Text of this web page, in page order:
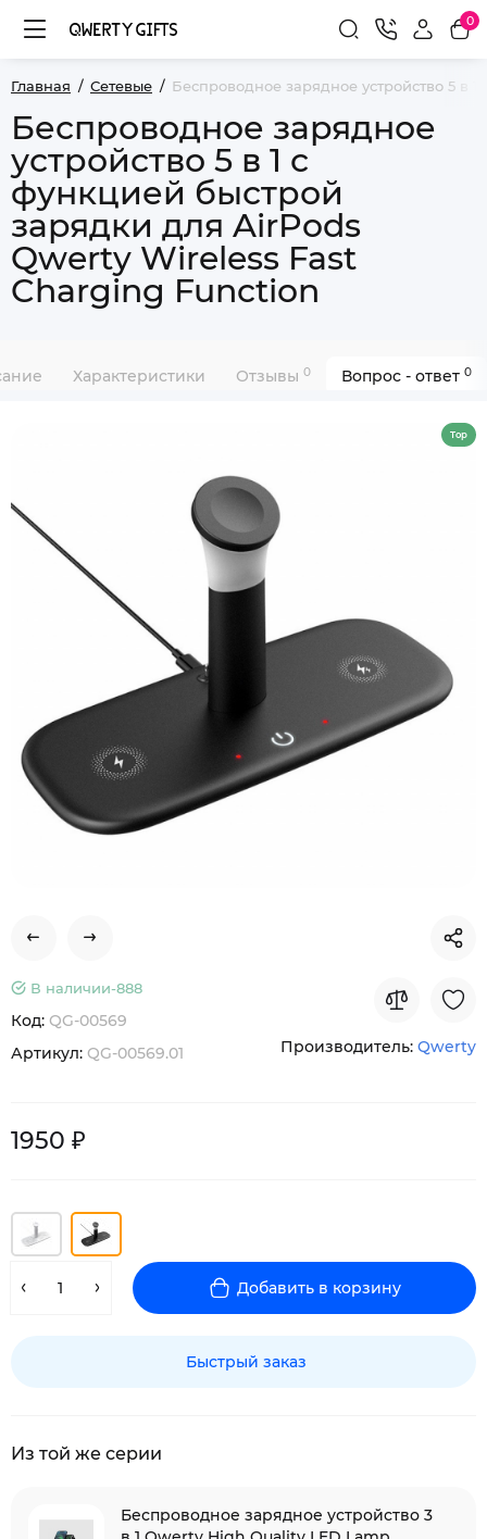
0
Главная Сетевые Беспроводное зарядное устройство 5 в
Беспроводное зарядное
устройство 5 в 1 с
функцией быстрой
зарядки для AirPods
Qwerty Wireless Fast
Charging Function
Характеристики Отзывы 0 Вопрос - ответ 0
Top
В наличии-888
Код: QG-00569
Артикул: QG-00569.01 Производитель: Qwerty
1950 ₽
Добавить в корзину
Быстрый заказ
Из той же серии
Беспроводное зарядное устройство 3